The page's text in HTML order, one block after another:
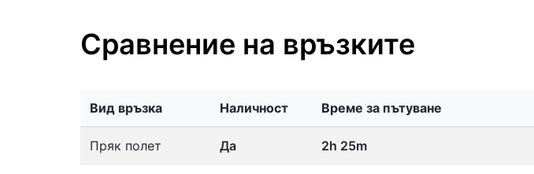
Сравнение на връзките
Вид връзка Наличност Време за пътуване
Пряк полет Да 2h 25m